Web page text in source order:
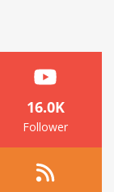
16.0K
Follower